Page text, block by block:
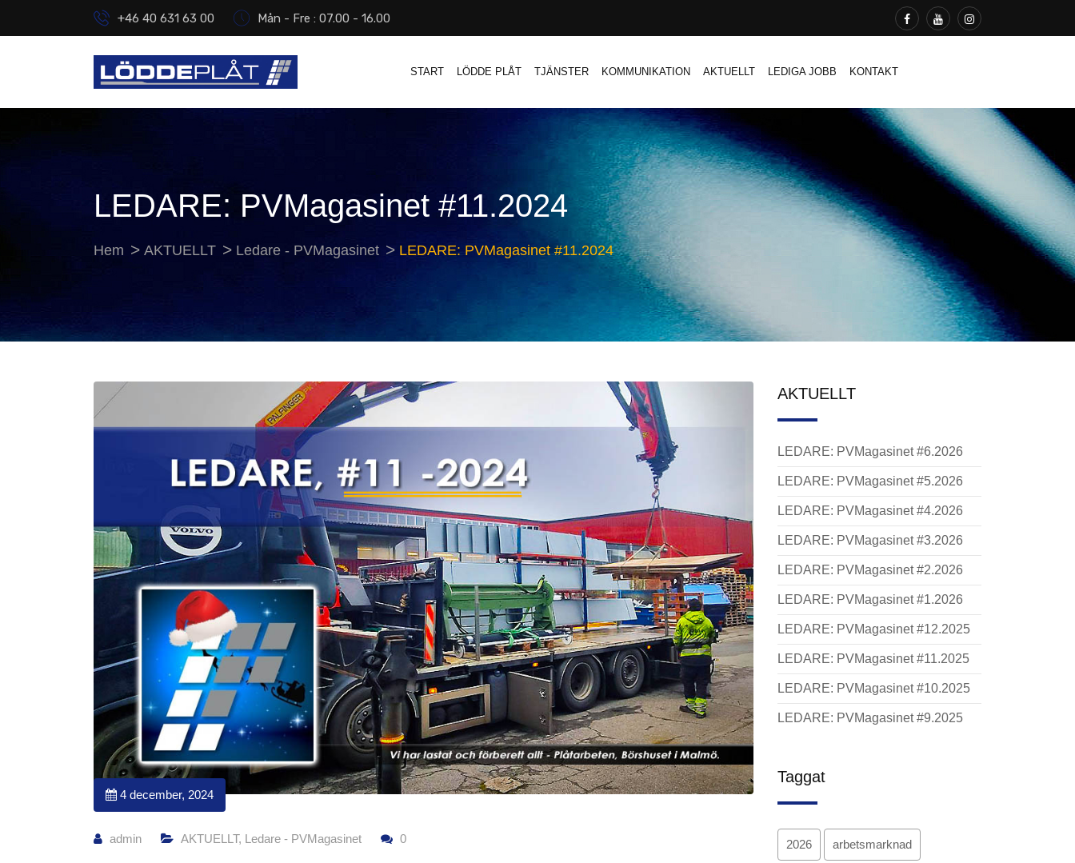
+46 40 631 63 00 Mån - Fre : 07.00 - 16.00
START LÖDDE PLÅT TJÄNSTER KOMMUNIKATION AKTUELLT LEDIGA JOBB KONTAKT
LEDARE: PVMagasinet #11.2024
Hem AKTUELLT Ledare - PVMagasinet LEDARE: PVMagasinet #11.2024
4 december, 2024
admin AKTUELLT, Ledare - PVMagasinet 0
AKTUELLT
LEDARE: PVMagasinet #6.2026
LEDARE: PVMagasinet #5.2026
LEDARE: PVMagasinet #4.2026
LEDARE: PVMagasinet #3.2026
LEDARE: PVMagasinet #2.2026
LEDARE: PVMagasinet #1.2026
LEDARE: PVMagasinet #12.2025
LEDARE: PVMagasinet #11.2025
LEDARE: PVMagasinet #10.2025
LEDARE: PVMagasinet #9.2025
Taggat
2026 arbetsmarknad